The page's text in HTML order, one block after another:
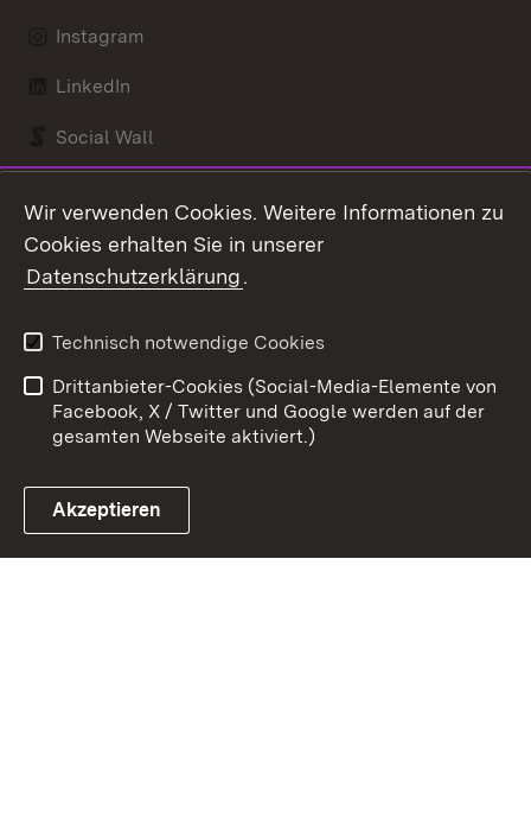
Instagram
LinkedIn
Social Wall
Link zum Landesportal
Kontakt
Barrierefreiheit
Impressum
Cookies
Wir verwenden Cookies. Weitere Informationen zu
Cookies erhalten Sie in unserer
Datenschutzerklärung.
Technisch notwendige Cookies
Drittanbieter-Cookies (Social-Media-Elemente von
Facebook, X / Twitter und Google werden auf der
gesamten Webseite aktiviert.)
Akzeptieren